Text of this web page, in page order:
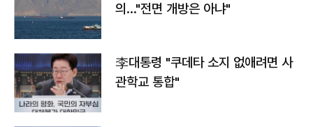
의…"전면 개방은 아냐"
李대통령 "쿠데타 소지 없애려면 사
관학교 통합"